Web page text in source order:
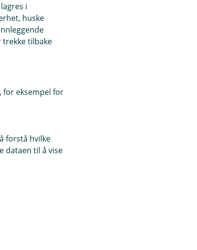
som er brukt er
denne forskjellen for en
i
huske
trekke tilbake
for eksempel for
forstå hvilke
dataen til å vise